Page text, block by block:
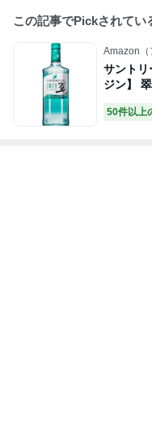
この記事でPickされてい
Amazon（
サントリ
ジン】
50件以上